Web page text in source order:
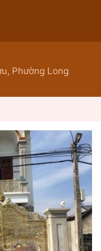
Phường Long